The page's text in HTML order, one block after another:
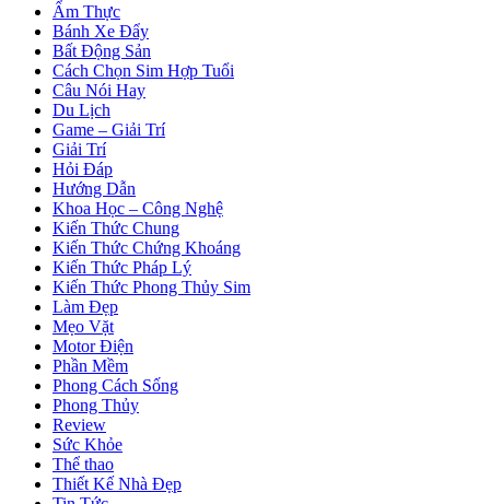
Ẩm Thực
Bánh Xe Đẩy
Bất Động Sản
Cách Chọn Sim Hợp Tuổi
Câu Nói Hay
Du Lịch
Game – Giải Trí
Giải Trí
Hỏi Đáp
Hướng Dẫn
Khoa Học – Công Nghệ
Kiến Thức Chung
Kiến Thức Chứng Khoáng
Kiến Thức Pháp Lý
Kiến Thức Phong Thủy Sim
Làm Đẹp
Mẹo Vặt
Motor Điện
Phần Mềm
Phong Cách Sống
Phong Thủy
Review
Sức Khỏe
Thể thao
Thiết Kế Nhà Đẹp